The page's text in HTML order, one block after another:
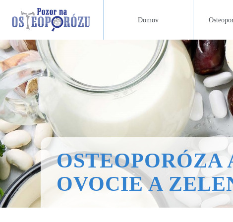
Domov
OSTEOPORÓZA
OVOCIE A